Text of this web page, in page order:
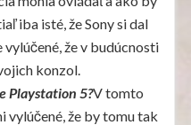
iba isté, že Sony si dal
že v budúcnosti
konzol.
Playstation 5?V tomto
vylúčené, že by tomu tak